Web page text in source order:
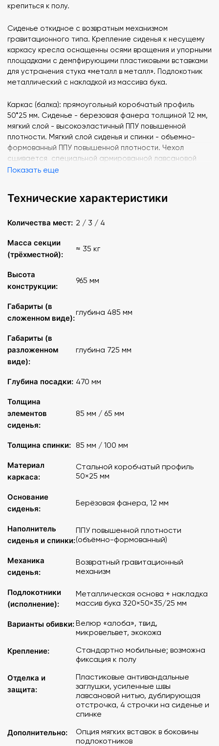
крепиться к полу.
Сиденье откидное с возвратным механизмом
гравитационного типа. Крепление сиденья к несущему
каркасу кресла оснащенны осями вращения и упорными
площадками с демпфирующими пластиковыми вставками
для устранения стука «металл в металл». Подлокотник
металлический с накладкой из массива бука.
Каркас (балка): прямоугольный коробчатый профиль
50*25 мм. Сиденье - березовая фанера толщиной 12 мм,
мягкий слой - высокоэластичный ППУ повышенной
плотности. Мягкий слой сиденья и спинки - объемно-
формованный ППУ повышенной плотности. Чехол
сшивается специальной армированной лавсановой
нитью для швов высокой прочности.
заглушки. Задняя стенка сиденья обита той же тканью,
боковины подлокотников.
Крепление к полу: мобильные секции без крепления к
полу, при необходимости можно крепить к полу
Обивка /отделка: велюр ""алоба"", твид, микровельвет,
экокожа
Глубина сиденья, мм: 470
Сиденье: откидное
Глубина в разложенном виде, мм: 725
Глубина в сложенном виде, мм: 485
Толщина сиденья, мм: 85/65
Толщина спинки, мм: 85/100
Исполнение: на спинке пластиковая заглушка, 4 строчки
на спинке, 4 строчки на сиденье, дублирующая
отстрочка шва
Подлокотники: массив бука 320*50*35/25 мм
Показать еще
Технические характеристики
Количества мест: 2 / 3 / 4
Масса секции
(трёхместной):
≈ 35 кг
Высота
конструкции:
965 мм
Габариты (в
сложенном виде):
глубина 485 мм
Габариты (в
разложенном
виде):
глубина 725 мм
Глубина посадки: 470 мм
Толщина
элементов
сиденья:
85 мм / 65 мм
Толщина спинки: 85 мм / 100 мм
Материал
каркаса:
Стальной коробчатый профиль
50×25 мм
Основание
сиденья:
Берёзовая фанера, 12 мм
Наполнитель
сиденья и спинки:
ППУ повышенной плотности
(объёмно-формованный)
Механика
сиденья:
Возвратный гравитационный
механизм
Подлокотники
(исполнение):
Металлическая основа + накладка
массив бука 320×50×35/25 мм
Варианты обивки:Велюр «алоба», твид,
микровельвет, экокожа
Крепление:
Стандартно мобильные; возможна
фиксация к полу
Отделка и
защита:
Пластиковые антивандальные
заглушки, усиленные швы
лавсановой нитью, дублирующая
отстрочка, 4 строчки на сиденье и
спинке
Дополнительно:
Опция мягких вставок в боковины
подлокотников